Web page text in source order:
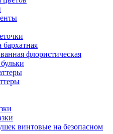
флористическая
винтовые на безопасном